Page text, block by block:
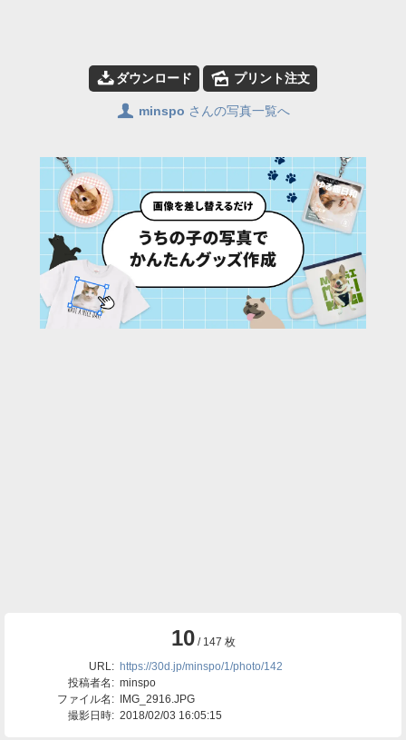
📥ダウンロード 🌄 プリント注文
👤 minspo さんの写真一覧へ
10 / 147 枚
URL: https://30d.jp/minspo/1/photo/142
投稿者名: minspo
ファイル名: IMG_2916.JPG
撮影日時: 2018/02/03 16:05:15